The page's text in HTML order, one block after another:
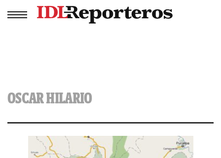
OSCAR HILARIO